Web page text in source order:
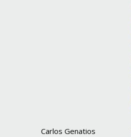
Carlos Genatios